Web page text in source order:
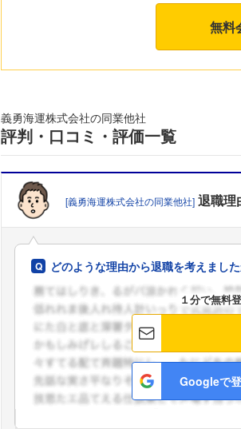
無料
義勇海運株式会社の同業他社
評判・口コミ・評価一覧
[義勇海運株式会社の同業他社] 退職理
どのような理由から退職を考えまし
１分で無料
Googleで